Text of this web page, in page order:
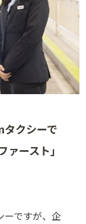
クシーで
ースト」
ーですが、企